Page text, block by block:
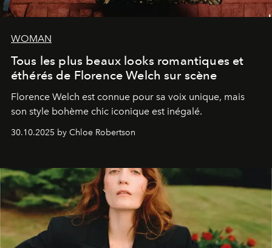
WOMAN
Tous les plus beaux looks romantiques et
éthérés de Florence Welch sur scène
Florence Welch est connue pour sa voix unique, mais
son style bohème chic iconique est inégalé.
30.10.2025 by Chloe Robertson